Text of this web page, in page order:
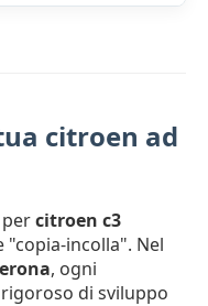
citroen ad
citroen c3
"copia-incolla". Nel
, ogni
di sviluppo